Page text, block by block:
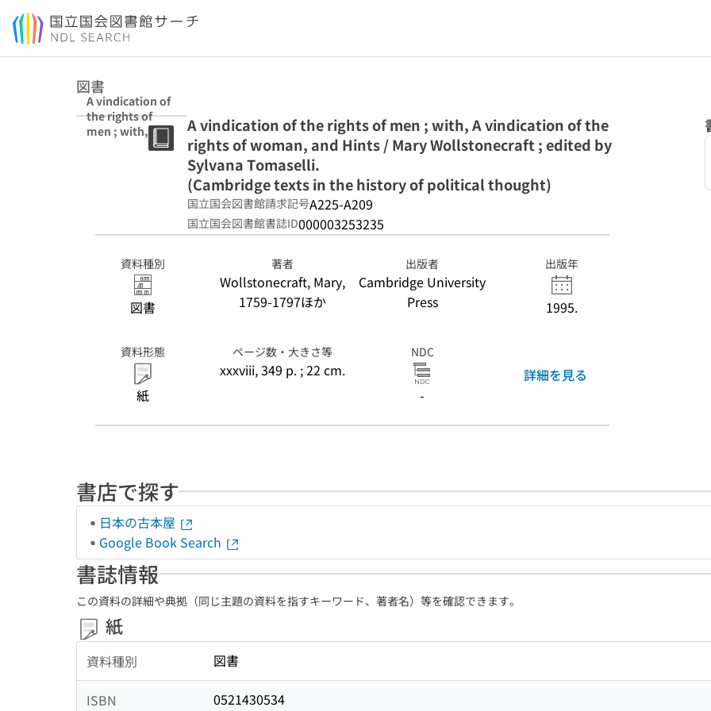
本文へ移動
図書
A vindication of
the rights of
men ; with, A
vindication of
Sylvana
(Cambridge
texts in the
history of
A vindication of the rights of men ; with, A vindication of the
rights of woman, and Hints / Mary Wollstonecraft ; edited by
Sylvana Tomaselli.
(Cambridge texts in the history of political thought)
国立国会図書館請求記号A225-A209
国立国会図書館書誌ID000003253235
資料種別
図書
著者
Wollstonecraft, Mary,
1759-1797ほか
出版者
Cambridge University
Press
出版年
1995.
資料形態
紙
ページ数・大きさ等
xxxviii, 349 p. ; 22 cm.
NDC
-
詳細を見る
書店で探す
日本の古本屋
Google Book Search
書誌情報
この資料の詳細や典拠（同じ主題の資料を指すキーワード、著者名）等を確認できます。
紙
資料種別 図書
ISBN
0521430534